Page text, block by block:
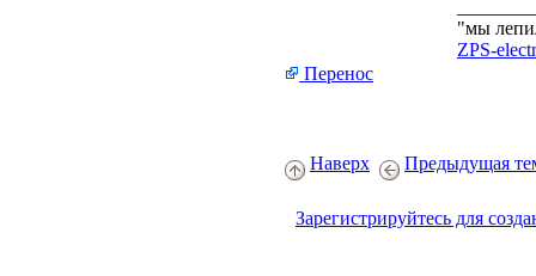
"мы
ZPS-
Перенос
Наверх Предыдущая
Зарегистрируйтесь для